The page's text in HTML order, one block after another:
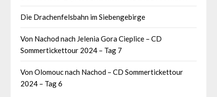
Die Drachenfelsbahn im Siebengebirge
Von Nachod nach Jelenia Gora Cieplice – CD
Sommertickettour 2024 – Tag 7
Von Olomouc nach Nachod – CD Sommertickettour
2024 – Tag 6